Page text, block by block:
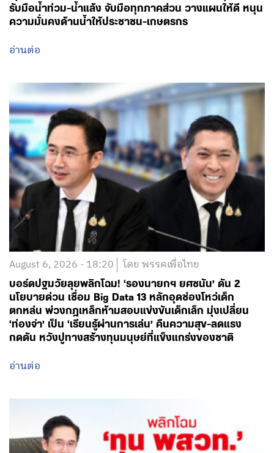
รับมือน้ำท่วม-น้ำแล้ง จับมือทุกภาคส่วน วางแผนให้ดี หนุน
ความมั่นคงด้านน้ำให้ประชาชน-เกษตรกร
อ่านต่อ
August 6, 2026 - 18:20 โดย พรรคเพื่อไทย
บอร์ดปฐมวัยลุยพลิกโฉม! ‘รองนายกฯ ยศชนัน’ ดัน 2
นโยบายด่วน เชื่อม Big Data 13 หลักอุดช่องโหว่เด็ก
ตกหล่น พ่วงกฎเหล็กห้ามสอบแข่งขันเด็กเล็ก มุ่งเปลี่ยน
‘ท่องจำ’ เป็น ‘เรียนรู้ผ่านการเล่น’ คืนความสุข-ลดแรง
กดดัน หวังปูทางสร้างทุนมนุษย์ที่แข็งแกร่งของชาติ
อ่านต่อ